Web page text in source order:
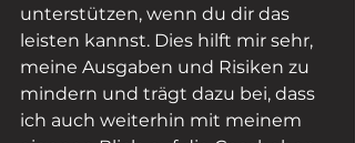
unterstützen, wenn du dir das
leisten kannst. Dies hilft mir sehr,
meine Ausgaben und Risiken zu
mindern und trägt dazu bei, dass
ich auch weiterhin mit meinem